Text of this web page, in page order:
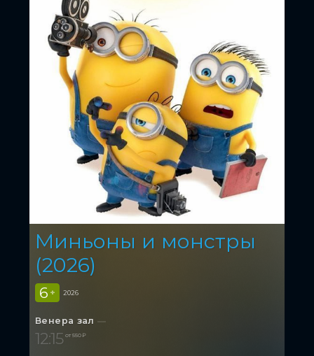
Миньоны и монстры
(2026)
6 + 2026
Венера зал
12:15 от 550 ₽